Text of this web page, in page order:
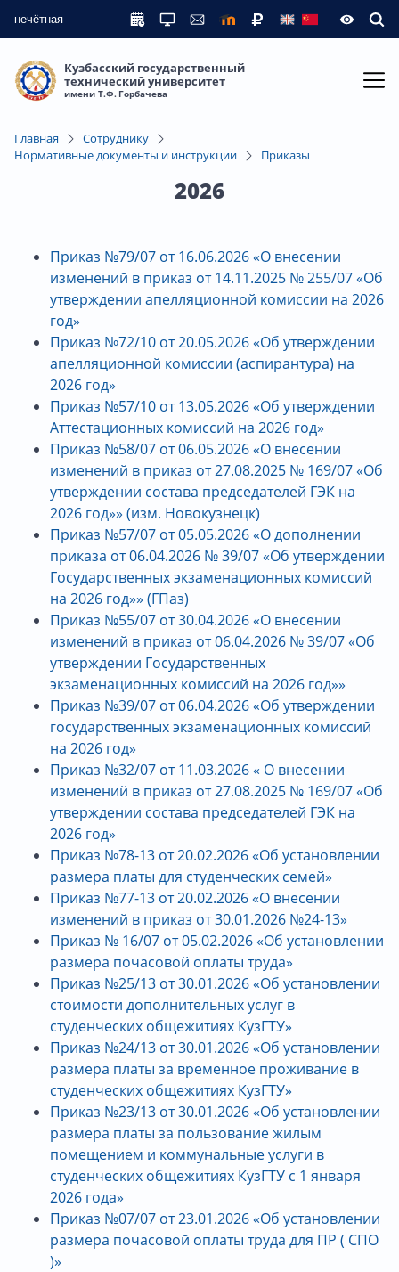
нечётная
Кузбасский государственный
технический университет
имени Т.Ф. Горбачева
Главная
Сотруднику
Нормативные документы и инструкции
Приказы
2026
Приказ №79/07 от 16.06.2026 «О внесении
изменений в приказ от 14.11.2025 № 255/07 «Об
утверждении апелляционной комиссии на 2026
год»
Приказ №72/10 от 20.05.2026 «Об утверждении
апелляционной комиссии (аспирантура) на
2026 год»
Приказ №57/10 от 13.05.2026 «Об утверждении
Аттестационных комиссий на 2026 год»
Приказ №58/07 от 06.05.2026 «О внесении
изменений в приказ от 27.08.2025 № 169/07 «Об
утверждении состава председателей ГЭК на
2026 год»» (изм. Новокузнецк)
Приказ №57/07 от 05.05.2026 «О дополнении
приказа от 06.04.2026 № 39/07 «Об утверждении
Государственных экзаменационных комиссий
на 2026 год»» (ГПаз)
Приказ №55/07 от 30.04.2026 «О внесении
изменений в приказ от 06.04.2026 № 39/07 «Об
утверждении Государственных
экзаменационных комиссий на 2026 год»»
Приказ №39/07 от 06.04.2026 «Об утверждении
государственных экзаменационных комиссий
на 2026 год»
Приказ №32/07 от 11.03.2026 « О внесении
изменений в приказ от 27.08.2025 № 169/07 «Об
утверждении состава председателей ГЭК на
2026 год»
Приказ №78-13 от 20.02.2026 «Об установлении
размера платы для студенческих семей»
Приказ №77-13 от 20.02.2026 «О внесении
изменений в приказ от 30.01.2026 №24-13»
Приказ № 16/07 от 05.02.2026 «Об установлении
размера почасовой оплаты труда»
Приказ №25/13 от 30.01.2026 «Об установлении
стоимости дополнительных услуг в
студенческих общежитиях КузГТУ»
Приказ №24/13 от 30.01.2026 «Об установлении
размера платы за временное проживание в
студенческих общежитиях КузГТУ»
Приказ №23/13 от 30.01.2026 «Об установлении
размера платы за пользование жилым
помещением и коммунальные услуги в
студенческих общежитиях КузГТУ с 1 января
2026 года»
Приказ №07/07 от 23.01.2026 «Об установлении
размера почасовой оплаты труда для ПР ( СПО
)»